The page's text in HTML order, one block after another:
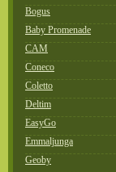
Bogus
Baby Promenade
CAM
Coneco
Coletto
Deltim
EasyGo
Emmaljunga
Geoby